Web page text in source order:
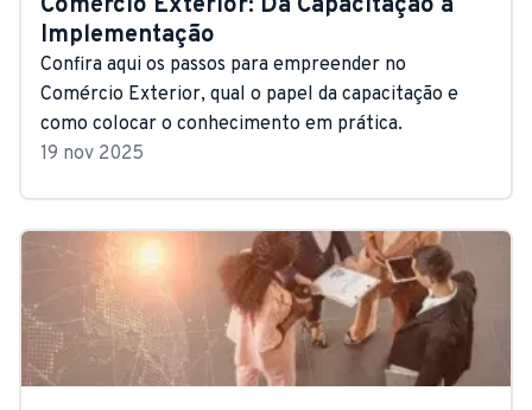
Implementação
Confira aqui os passos para empreender no
Comércio Exterior, qual o papel da capacitação e
como colocar o conhecimento em prática.
19 nov 2025